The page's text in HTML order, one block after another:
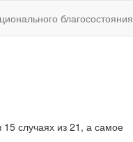
благосостояния
случаях из 21, а самое